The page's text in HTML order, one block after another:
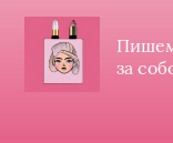
за